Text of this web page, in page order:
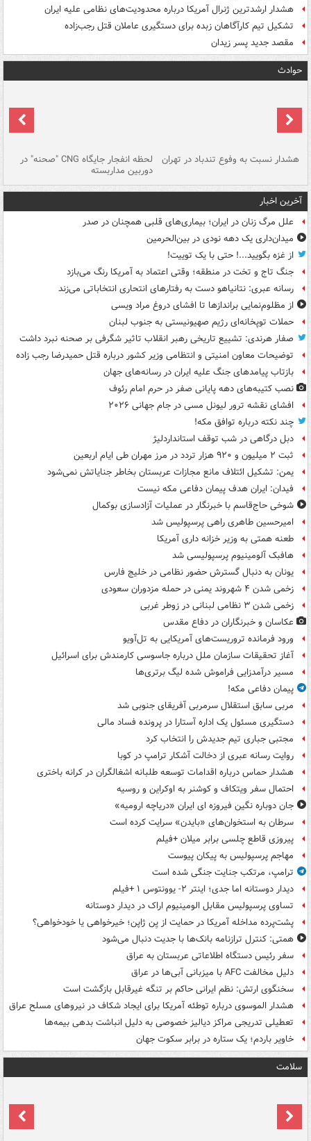
هشدار ارشدترین ژنرال آمریکا درباره محدودیت‌های نظامی علیه ایران
تشکیل تیم کارآگاهان زبده برای دستگیری عاملان قتل رجب‌زاده
مقصد جدید پسر زیدان
حوادث
هشدار نسبت به وفوع تندباد در تهران لحظه انفجار جایگاه CNG "صحنه" در
دوربین مداربسته
آخرین اخبار
علل مرگ زنان در ایران؛ بیماری‌های قلبی همچنان در صدر
میدان‌داری یک دهه نودی در بین‌الحرمین
از غزه بگویید...! حتی با یک توییت!
جنگ تاج و تخت در منطقه؛ وقتی اعتماد به آمریکا رنگ می‌بازد
رسانه عبری: نتانیاهو دست به رفتارهای انتحاری انتخاباتی می‌زند
از مظلوم‌نمایی براندازها تا افشای دروغ مراد ویسی
حملات توپخانه‌ای رژیم صهیونیستی به جنوب لبنان
صفار هرندی: تشییع تاریخی رهبر انقلاب تاثیر شگرفی بر صحنه نبرد داشت
توضیحات معاون امنیتی و انتظامی وزیر کشور درباره قتل حمیدرضا رجب زاده
بازتاب پیامدهای جنگ علیه ایران در رسانه‌های جهان
نصب کتیبه‌های دهه پایانی صفر در حرم امام رئوف
افشای نقشه ترور لیونل مسی در جام جهانی ۲۰۲۶
چند نکته درباره توافق مکه!
دبل درگاهی در شب توقف استانداردلیژ
ثبت ۲ میلیون و ۹۲۰ هزار تردد در مرز مهران طی ایام اربعین
یمن: تشکیل ائتلاف مانع مجازات عربستان بخاطر جنایاتش نمی‌شود
فیدان: ایران هدف پیمان دفاعی مکه نیست
شوخی حاج‌قاسم با خبرنگار در عملیات آزادسازی بوکمال
امیرحسین طاهری راهی پرسپولیس شد
طعنه همتی به وزیر خزانه داری آمریکا
هافبک آلومینیوم پرسپولیسی شد
یونان به دنبال گسترش حضور نظامی در خلیج فارس
زخمی شدن ۴ شهروند یمنی در حمله مزدوران سعودی
زخمی شدن ۳ نظامی لبنانی در زوطر غربی
عکاسان و خبرنگاران در دفاع مقدس
ورود فرمانده تروریست‌های آمریکایی به تل‌آویو
آغاز تحقیقات سازمان ملل درباره جاسوسی کارمندش برای اسرائیل
مسیر درآمدزایی فراموش شده لیگ برتری‌ها
پیمان دفاعی مکه!
مربی سابق استقلال سرمربی آفریقای جنوبی شد
دستگیری مسئول یک اداره آستارا در پرونده فساد مالی
مجتبی جباری تیم جدیدش را انتخاب کرد
روایت رسانه عبری از دخالت آشکار ترامپ در کوبا
هشدار حماس درباره اقدامات توسعه طلبانه اشغالگران در کرانه باختری
احتمال سفر ویتکاف و کوشنر به اوکراین و روسیه
جان دوباره نگین فیروزه ای ایران «دریاچه ارومیه»
سرطان به استخوان‌های «بایدن» سرایت کرده است
پیروزی قاطع چلسی برابر میلان +فیلم
مهاجم پرسپولیس به پیکان پیوست
ترامپ، مرتکب جنایت جنگی شده است
دیدار دوستانه اما جدی؛ اینتر ۲- یوونتوس ۱ +فیلم
تساوی پرسپولیس مقابل الومینیوم اراک در دیدار دوستانه
پشت‌پرده مداخله آمریکا در حمایت از یِن ژاپن؛ خیرخواهی یا خودخواهی؟
همتی: کنترل ترازنامه بانک‌ها با جدیت دنبال می‌شود
سفر رئیس دستگاه اطلاعاتی عربستان به عراق
دلیل مخالفت AFC با میزبانی آبی‌ها در عراق
سخنگوی ارتش: نظم ایرانی حاکم بر تنگه غیرقابل بازگشت است
هشدار الموسوی درباره توطئه آمریکا برای ایجاد شکاف در نیروهای مسلح عراق
تعطیلی تدریجی مراکز دیالیز خصوصی به دلیل انباشت بدهی بیمه‌ها
خاویر باردم؛ یک ستاره در برابر سکوت جهان
سلامت